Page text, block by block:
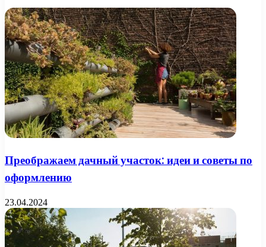
Преображаем дачный участок: идеи и советы по
оформлению
23.04.2024